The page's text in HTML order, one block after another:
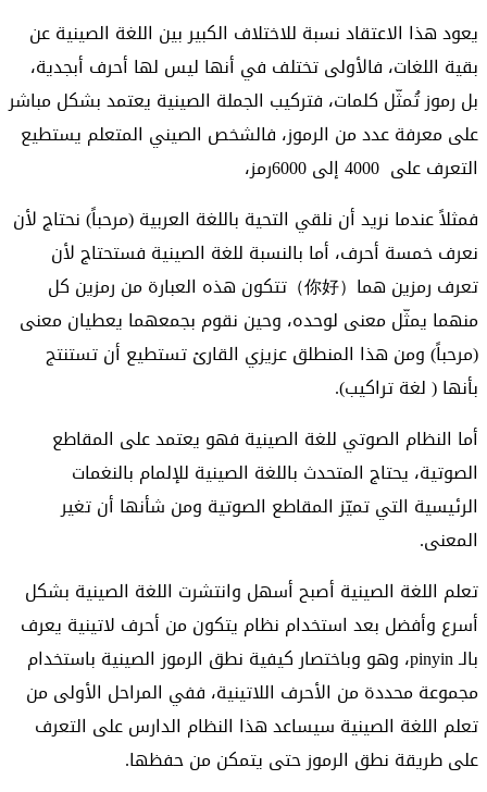
يعود هذا الاعتقاد نسبة للاختلاف الكبير بين اللغة الصينية عن
بقية اللغات، فالأولى تختلف في أنها ليس لها أحرف أبجدية،
بل رموز تُمثّل كلمات، فتركيب الجملة الصينية يعتمد بشكل مباشر
على معرفة عدد من الرموز، فالشخص الصيني المتعلم يستطيع
التعرف على 4000 إلى 6000رمز،
فمثلاً عندما نريد أن نلقي التحية باللغة العربية (مرحباً) نحتاج لأن
نعرف خمسة أحرف، أما بالنسبة للغة الصينية فستحتاج لأن
تعرف رمزين هما（你好）تتكون هذه العبارة من رمزين كل
منهما يمثّل معنى لوحده، وحين نقوم بجمعهما يعطيان معنى
(مرحباً) ومن هذا المنطلق عزيزي القارئ تستطيع أن تستنتج
بأنها ( لغة تراكيب).
أما النظام الصوتي للغة الصينية فهو يعتمد على المقاطع
الصوتية، يحتاج المتحدث باللغة الصينية للإلمام بالنغمات
الرئيسية التي تميّز المقاطع الصوتية ومن شأنها أن تغير
المعنى.
تعلم اللغة الصينية أصبح أسهل وانتشرت اللغة الصينية بشكل
أسرع وأفضل بعد استخدام نظام يتكون من أحرف لاتينية يعرف
بالـ pinyin، وهو وباختصار كيفية نطق الرموز الصينية باستخدام
مجموعة محددة من الأحرف اللاتينية، ففي المراحل الأولى من
تعلم اللغة الصينية سيساعد هذا النظام الدارس على التعرف
على طريقة نطق الرموز حتى يتمكن من حفظها.